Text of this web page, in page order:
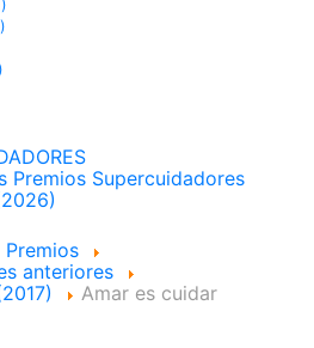
Premios Supercuidadores
Premios
anteriores
Amar es cuidar